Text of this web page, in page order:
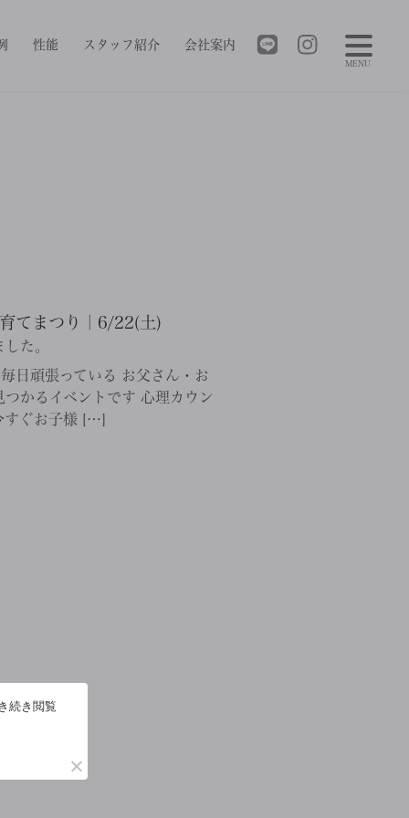
性能 スタッフ紹介 会社案内
てまつり｜6/22(土)
た。
日頑張っている お父さん・お
かるイベントです 心理カウン
すぐお子様 […]
MENU
続き閲覧